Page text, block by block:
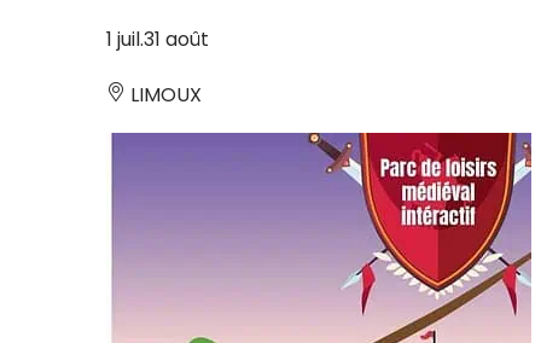
1 juil.31 août
LIMOUX